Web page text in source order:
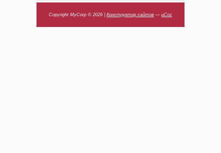
Copyright MyCorp © 2026 Конструктор сайтов — uCoz